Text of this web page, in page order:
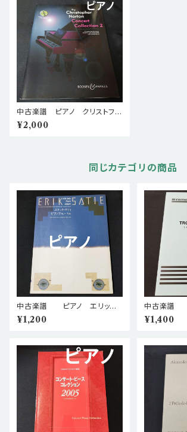
中古楽譜 ピアノ クリストファ
ー・ノートン コンサート・コレク
ション２ 棚BASEa4
¥2,000
同じカテゴリの商品
中古楽譜 ピアノ エリック・
サティ ピアノアルバム 高橋ア
キ・校訂 棚BASEa6
¥1,200
中古楽譜
3つのピア
秋の朝 棚
¥1,400